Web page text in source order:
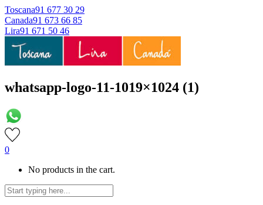
Toscana91 677 30 29
Canada91 673 66 85
Lira91 671 50 46
whatsapp-logo-11-1019×1024 (1)
0
No products in the cart.